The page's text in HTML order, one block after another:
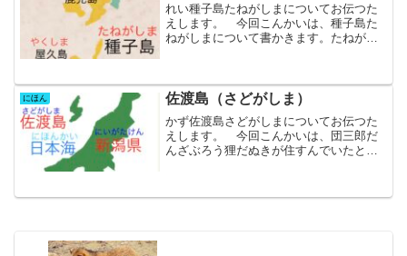
れい種子島たねがしまについてお伝つた
えします。 今回こんかいは、種子島た
ねがしまについて書かきます。たねがし
しまです。 種子島たねが...
にほん 佐渡島（さどがしま）
かず佐渡島さどがしまについてお伝つた
えします。 今回こんかいは、団三郎だ
んざぶろう狸だぬきが住すんでいたとさ